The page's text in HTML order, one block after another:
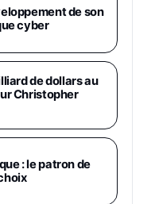
Bleu
Violet
Enfant - Bleu &
Blanc
Tiers)
Fil Double
de son
cyber
de dollars au
Christopher
: le patron de